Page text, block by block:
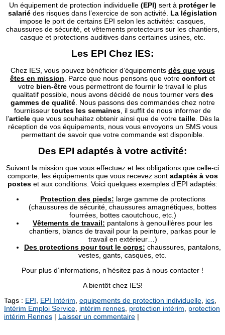
Un équipement de protection individuelle (EPI) sert à protéger le
salarié des risques dans l’exercice de son activité. La législation
impose le port de certains EPI selon les activités: casques,
chaussures de sécurité, et vêtements protecteurs sur les chantiers,
casque et protections auditives dans certaines usines, etc.
Les EPI Chez IES:
Chez IES, vous pouvez bénéficier d’équipements dès que vous
êtes en mission . Parce que nous pensons que votre confort et
votre bien-être vous permettront de fournir le travail le plus
qualitatif possible, nous avons décidé de nous tourner versdes
gammes de qualité. Nous passons des commandes chez notre
fournisseur toutes les semaines , il suffit de nous informer de
l’articleque vous souhaitez obtenir ainsi que de votre taille. Dès la
réception de vos équipements, nous vous envoyons un SMS vous
permettant de savoir que votre commande est disponible.
Des EPI adaptés à votre activité:
Suivant la mission que vous effectuez et les obligations que celle-ci
comporte, les équipements que vous recevez sont adaptés à vos
postes et aux conditions. Voici quelques exemples d’EPI adaptés:
Protection des pieds: large gamme de protections
(chaussures de sécurité, chaussures amagnétiques, bottes
fourrées, bottes caoutchouc, etc.)
Vêtements de travail: pantalons à genouillères pour les
chantiers, blancs de travail pour la peinture, parkas pour le
travail en extérieur…)
Des protections pour tout le corps: chaussures, pantalons,
vestes, gants, casques, etc.
Pour plus d’informations, n’hésitez pas à nous contacter !
A bientôt chez IES!
Tags : EPI EPI Intérim equipements de protection individuelle ies
Intérim Emploi Service intérim rennes protection intérim
protection
intérim Rennes | Laisser un commentaire |